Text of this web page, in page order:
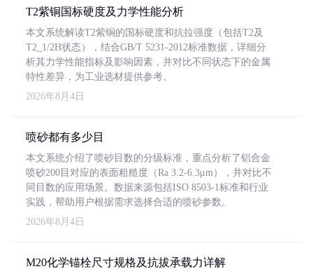
T2紫铜国标硬度及力学性能分析
本文系统解读T2紫铜的国标硬度和抗拉强度（包括T2及
T2_1/2H状态），结合GB/T 5231-2012标准数据，详细分
析其力学性能指标及影响因素，并对比不同状态下的金属
特性差异，为工业选材提供参考。
2026年8月4日
喷砂都有多少目
本文系统介绍了喷砂目数的分级标准，重点分析了铝合金
喷砂200目对应的表面粗糙度（Ra 3.2-6.3μm），并对比不
同目数的应用场景。数据来源包括ISO 8503-1标准和行业
实践，帮助用户根据需求选择合适的喷砂参数。
2026年8月4日
M20化学锚栓尺寸规格及抗拔承载力详解